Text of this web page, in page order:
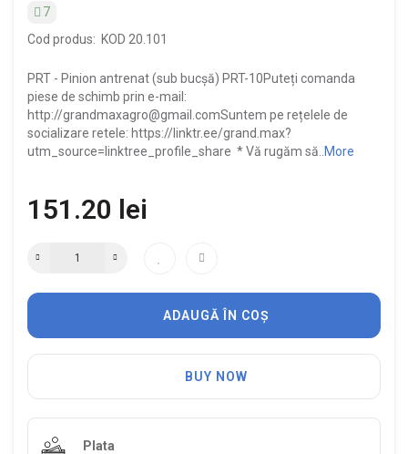
7
Cod produs: KOD 20.101
PRT - Pinion antrenat (sub bucșă) PRT-10Puteți comanda
piese de schimb prin e-mail:
http://grandmaxagro@gmail.comSuntem pe rețelele de
socializare retele: https://linktr.ee/grand.max?
utm_source=linktree_profile_share * Vă rugăm să.. More
151.20 lei
ADAUGĂ ÎN COȘ
BUY NOW
Plata